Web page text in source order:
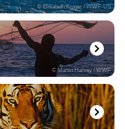
© Elisabeth Kruger / WWF-US
© Martin Harvey / WWF